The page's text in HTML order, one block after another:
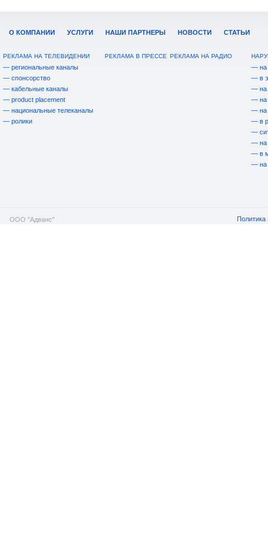
О КОМПАНИИ УСЛУГИ НАШИ ПАРТНЕРЫ НОВОСТИ СТАТЬИ
РЕКЛАМА НА ТЕЛЕВИДЕНИИ
— региональные каналы
— спонсорство
— кабельные каналы
— product placement
— национальные телеканалы
— ролики
РЕКЛАМА В ПРЕССЕ РЕКЛАМА НА РАДИО
— на
— в
— на
— на
— на
— в
—
— на
— в
— на
ООО "Адванс" Политика